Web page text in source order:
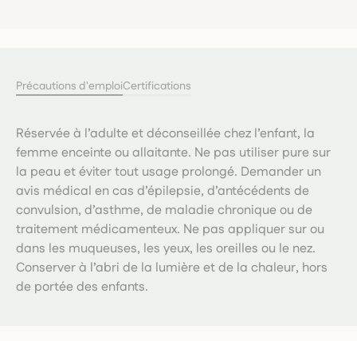
Précautions d'emploiCertifications
Réservée à l’adulte et déconseillée chez l’enfant, la
femme enceinte ou allaitante. Ne pas utiliser pure sur
la peau et éviter tout usage prolongé. Demander un
avis médical en cas d’épilepsie, d’antécédents de
convulsion, d’asthme, de maladie chronique ou de
traitement médicamenteux. Ne pas appliquer sur ou
dans les muqueuses, les yeux, les oreilles ou le nez.
Conserver à l’abri de la lumière et de la chaleur, hors
de portée des enfants.